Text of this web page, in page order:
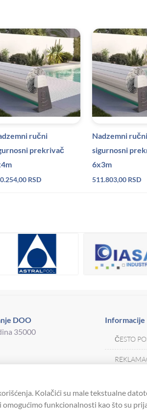
ručni
prekrivač
RSD
Nadzemni ručni
sigurnosni
6x3m
511.803,00 RSD
DOO
35000
Informacije
ČESTO
USLOVI
Kolačići su male tekstualne
omogućimo funkcionalnosti kao što su